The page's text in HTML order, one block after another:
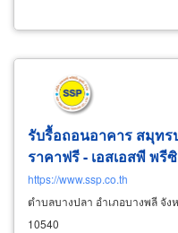
สินค้า ให้บริการสะดวกรวดเร็วใ
ใกล้เคียง
รับรื้อถอนอาคาร สมุทร
ราคาฟรี - เอสเอสพี พรี
https://www.ssp.co.th
ตำบลบางปลา อำเภอบางพลี จัง
10540